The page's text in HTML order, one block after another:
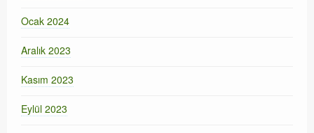
Ocak 2024
Aralık 2023
Kasım 2023
Eylül 2023